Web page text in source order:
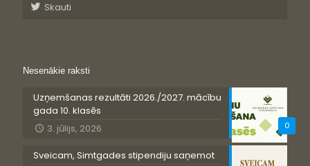
Skauti
Nesenākie raksti
0
Uzņemšanas rezultāti 2026./2027. mācību
gada 10. klasēs
3. jūlijs, 2026
Sveicam, Simtgades stipendiju saņemot